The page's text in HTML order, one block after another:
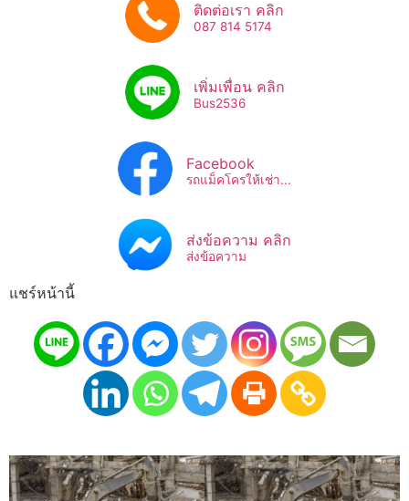
ติดต่อเรา คลิก
087 814 5174
เพิ่มเพื่อน คลิก
Bus2536​
Facebook
รถแม็คโครให้เช่า...
ส่งข้อความ คลิก
ส่งข้อความ
แชร์หน้านี้